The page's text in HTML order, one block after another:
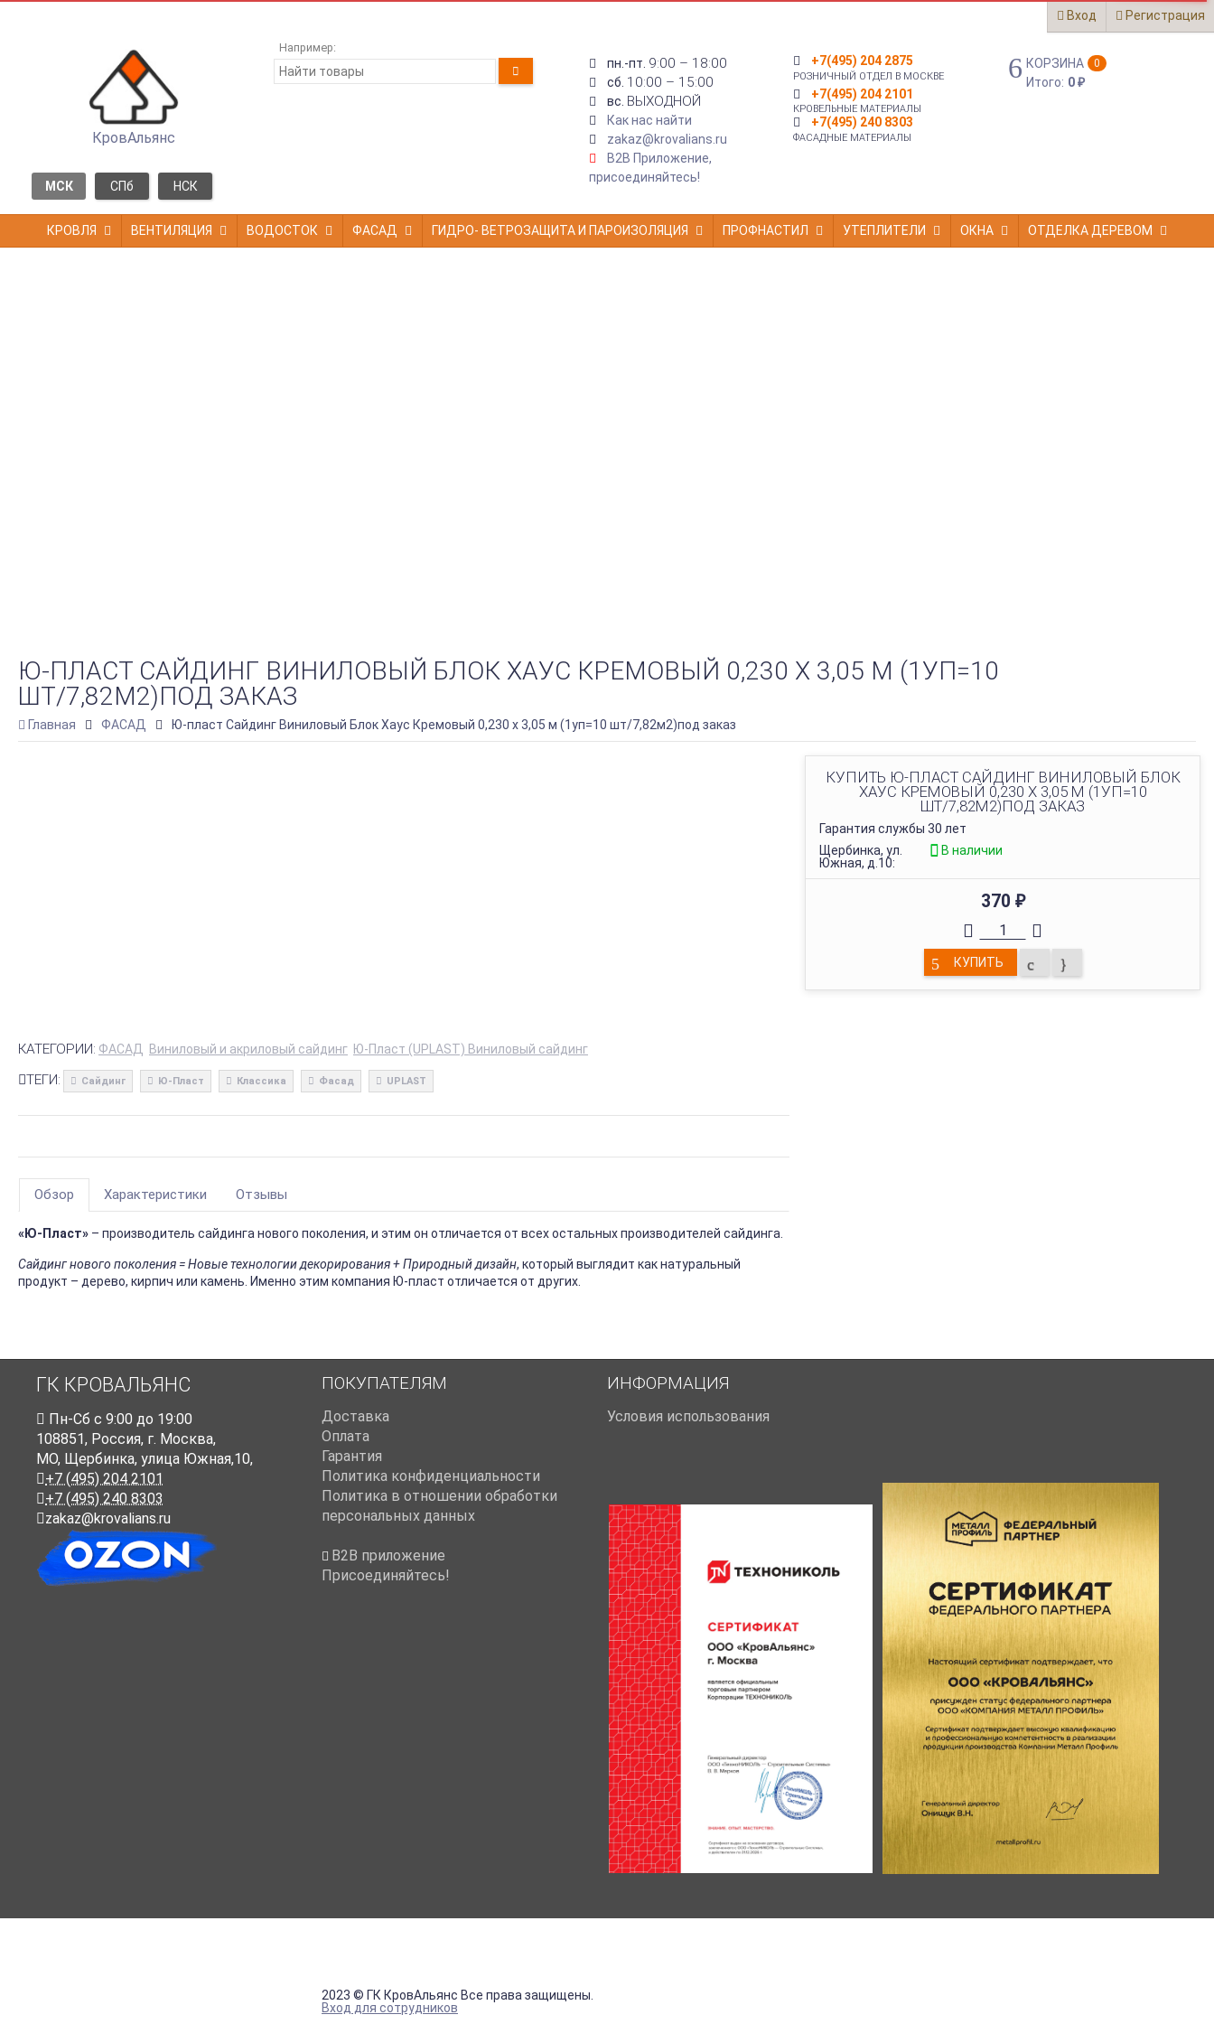
Вход Регистрация
КровАльянс
МСК СПб НСК
Например:
пн.-пт. 9:00 – 18:00
сб. 10:00 – 15:00
вс. ВЫХОДНОЙ
Как нас найти
zakaz@krovalians.ru
B2B Приложение,
присоединяйтесь!
+7(495) 204 2875
РОЗНИЧНЫЙ ОТДЕЛ В МОСКВЕ
+7(495) 204 2101
КРОВЕЛЬНЫЕ МАТЕРИАЛЫ
+7(495) 240 8303
ФАСАДНЫЕ МАТЕРИАЛЫ
КОРЗИНА 0
Итого: 0₽
КРОВЛЯ ВЕНТИЛЯЦИЯ ВОДОСТОК ФАСАД ГИДРО- ВЕТРОЗАЩИТА И ПАРОИЗОЛЯЦИЯ ПРОФНАСТИЛ УТЕПЛИТЕЛИ ОКНА ОТДЕЛКА ДЕРЕВОМ
Ю-ПЛАСТ САЙДИНГ ВИНИЛОВЫЙ БЛОК ХАУС КРЕМОВЫЙ 0,230 Х 3,05 М (1УП=10
ШТ/7,82М2)ПОД ЗАКАЗ
Главная ФАСАД Ю-пласт Сайдинг Виниловый Блок Хаус Кремовый 0,230 х 3,05 м (1уп=10 шт/7,82м2)под заказ
КУПИТЬ Ю-ПЛАСТ САЙДИНГ ВИНИЛОВЫЙ БЛОК
ХАУС КРЕМОВЫЙ 0,230 Х 3,05 М (1УП=10
ШТ/7,82М2)ПОД ЗАКАЗ
Гарантия службы 30 лет
Щербинка, ул.
Южная, д.10:
В наличии
370 ₽
КУПИТЬ
КАТЕГОРИИ: ФАСАД Виниловый и акриловый сайдинг Ю-Пласт (UPLAST) Виниловый сайдинг
ТЕГИ: Сайдинг Ю-Пласт Классика Фасад UPLAST
Обзор Характеристики Отзывы
«Ю-Пласт» – производитель сайдинга нового поколения, и этим он отличается от всех остальных производителей сайдинга.
Сайдинг нового поколения = Новые технологии декорирования + Природный дизайн, который выглядит как натуральный
продукт – дерево, кирпич или камень. Именно этим компания Ю-пласт отличается от других.
ГК КРОВАЛЬЯНС
Пн-Cб с 9:00 до 19:00
108851, Россия, г. Москва,
МО, Щербинка, улица Южная,10,
+7 (495) 204 2101
+7 (495) 240 8303
zakaz@krovalians.ru
ПОКУПАТЕЛЯМ
Доставка
Оплата
Гарантия
Политика конфиденциальности
Политика в отношении обработки
персональных данных
B2B приложение
Присоединяйтесь!
ИНФОРМАЦИЯ
Условия использования
2023 © ГК КровАльянс Все права защищены.
Вход для сотрудников